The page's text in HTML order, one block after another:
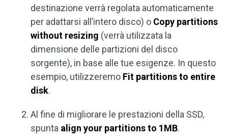
destinazione verrà regolata automaticamente
per adattarsi all’intero disco) o Copy partitions
without resizing (verrà utilizzata la
dimensione delle partizioni del disco
sorgente), in base alle tue esigenze. In questo
esempio, utilizzeremo Fit partitions to entire
disk.
Al fine di migliorare le prestazioni della SSD,
spunta align your partitions to 1MB.